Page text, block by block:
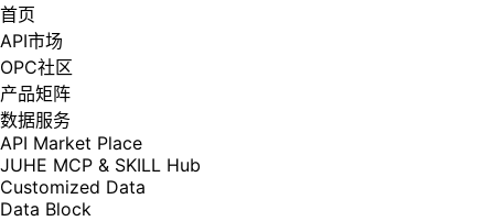
首页
API市场
OPC社区
产品矩阵
数据服务
API Market Place
JUHE MCP & SKILL Hub
Customized Data
Data Block